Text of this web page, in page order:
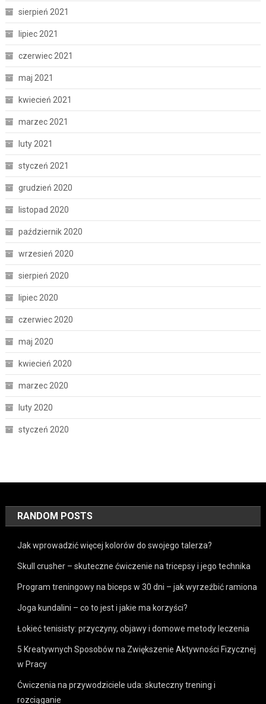
sierpień 2021
lipiec 2021
czerwiec 2021
maj 2021
kwiecień 2021
marzec 2021
luty 2021
styczeń 2021
grudzień 2020
listopad 2020
październik 2020
wrzesień 2020
sierpień 2020
lipiec 2020
czerwiec 2020
maj 2020
kwiecień 2020
marzec 2020
luty 2020
styczeń 2020
RANDOM POSTS
Jak wprowadzić więcej kolorów do swojego talerza?
Skull crusher – skuteczne ćwiczenie na tricepsy i jego technika
Program treningowy na biceps w 30 dni – jak wyrzeźbić ramiona
Joga kundalini – co to jest i jakie ma korzyści?
Łokieć tenisisty: przyczyny, objawy i domowe metody leczenia
5 Kreatywnych Sposobów na Zwiększenie Aktywności Fizycznej
w Pracy
Ćwiczenia na przywodziciele uda: skuteczny trening i
rozciąganie